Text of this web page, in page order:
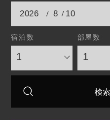
/ /
宿泊数 部屋数